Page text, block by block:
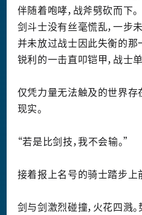
伴随着咆哮，战斧劈砍而下。
剑斗士没有丝毫慌乱，一步
并未放过战士因此失衡的那
锐利的一击直叩铠甲，战士
仅凭力量无法触及的世界
现实。
“若是比剑技，我不会输。”
接着报上名号的骑士踏步上
剑与剑激烈碰撞，火花四溅